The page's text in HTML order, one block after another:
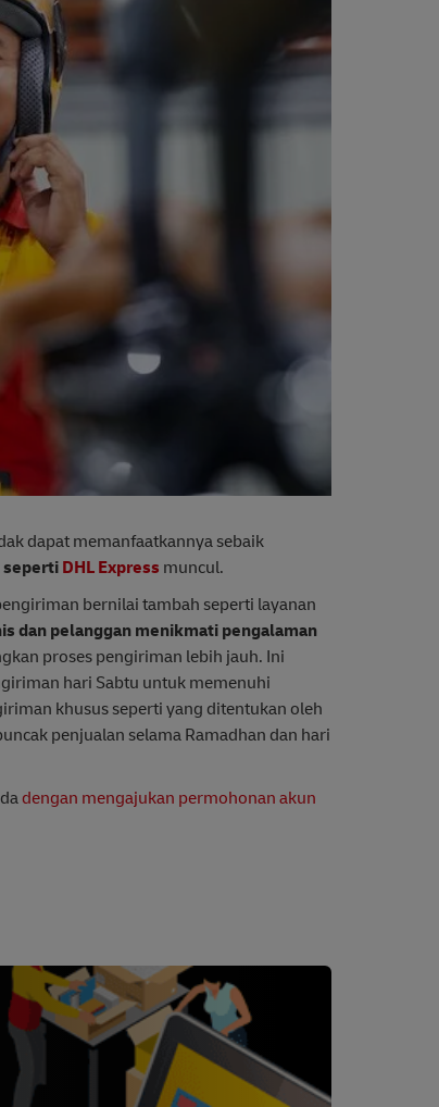
dapat memanfaatkannya sebaik
seperti DHL Express muncul.
bernilai tambah seperti layanan
dan pelanggan menikmati pengalaman
proses pengiriman lebih jauh. Ini
hari Sabtu untuk memenuhi
khusus seperti yang ditentukan oleh
penjualan selama Ramadhan dan hari
dengan mengajukan permohonan akun